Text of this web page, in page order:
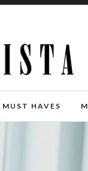
MUST HAVES